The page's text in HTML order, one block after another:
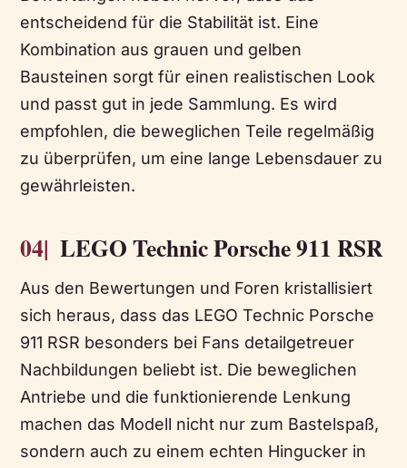
entscheidend für die Stabilität ist. Eine
Kombination aus grauen und gelben
Bausteinen sorgt für einen realistischen Look
und passt gut in jede Sammlung. Es wird
empfohlen, die beweglichen Teile regelmäßig
zu überprüfen, um eine lange Lebensdauer zu
gewährleisten.
04| LEGO Technic Porsche 911 RSR
Aus den Bewertungen und Foren kristallisiert
sich heraus, dass das LEGO Technic Porsche
911 RSR besonders bei Fans detailgetreuer
Nachbildungen beliebt ist. Die beweglichen
Antriebe und die funktionierende Lenkung
machen das Modell nicht nur zum Bastelspaß,
sondern auch zu einem echten Hingucker in